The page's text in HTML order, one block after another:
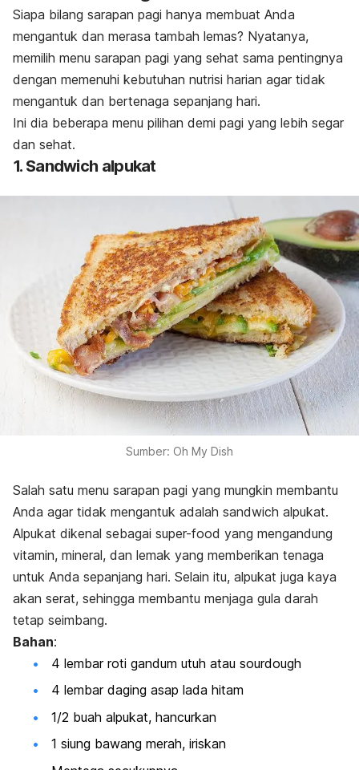
Siapa bilang sarapan pagi hanya membuat Anda
mengantuk dan merasa tambah lemas? Nyatanya,
memilih menu sarapan pagi yang sehat sama pentingnya
dengan memenuhi kebutuhan nutrisi harian agar tidak
mengantuk dan bertenaga sepanjang hari.
Ini dia beberapa menu pilihan demi pagi yang lebih segar
dan sehat.
1. Sandwich alpukat
Sumber: Oh My Dish
Salah satu menu sarapan pagi yang mungkin membantu
Anda agar tidak mengantuk adalah sandwich alpukat.
Alpukat dikenal sebagai super-food yang mengandung
vitamin, mineral, dan lemak yang memberikan tenaga
untuk Anda sepanjang hari. Selain itu, alpukat juga kaya
akan serat, sehingga membantu menjaga gula darah
tetap seimbang.
Bahan:
4 lembar roti gandum utuh atau sourdough
4 lembar daging asap lada hitam
1/2 buah alpukat, hancurkan
1 siung bawang merah, iriskan